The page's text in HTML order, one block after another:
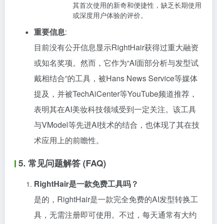
其首次使用的新奇和便捷性，缺乏长期使用
或深度用户体验的评价。
重要信息:
目前没有公开信息显示RightHair获得过重大融资
或知名奖项。然而，它作为“AI面部分析与发型试
戴相结合”的工具，被Hans News Service等媒体
提及，并被TechAiCenter等YouTube频道推荐，
表明其在AI美妆科技领域受到一定关注。该工具
与VModel等先进AI技术的结合，也体现了其在技
术应用上的前瞻性。
5. 常见问题解答 (FAQ)
RightHair是一款免费工具吗？
是的，RightHair是一款完全免费的AI发型转换工
具，无需注册即可使用。不过，每天通常有大约